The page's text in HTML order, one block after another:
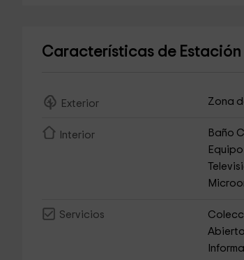
Características de
Exterior Zona
Interior Baño
Servicios